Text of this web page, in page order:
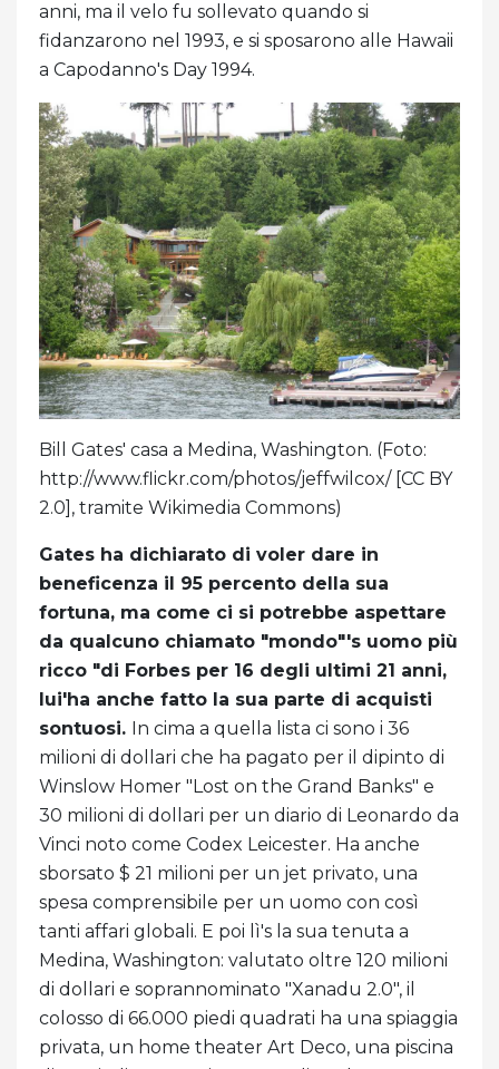
anni, ma il velo fu sollevato quando si
fidanzarono nel 1993, e si sposarono alle Hawaii
a Capodanno's Day 1994.
Bill Gates' casa a Medina, Washington. (Foto:
http://www.flickr.com/photos/jeffwilcox/ [CC BY
2.0], tramite Wikimedia Commons)
Gates ha dichiarato di voler dare in
beneficenza il 95 percento della sua
fortuna, ma come ci si potrebbe aspettare
da qualcuno chiamato "mondo"'s uomo più
ricco "di Forbes per 16 degli ultimi 21 anni,
lui'ha anche fatto la sua parte di acquisti
sontuosi. In cima a quella lista ci sono i 36
milioni di dollari che ha pagato per il dipinto di
Winslow Homer "Lost on the Grand Banks" e
30 milioni di dollari per un diario di Leonardo da
Vinci noto come Codex Leicester. Ha anche
sborsato $ 21 milioni per un jet privato, una
spesa comprensibile per un uomo con così
tanti affari globali. E poi lì's la sua tenuta a
Medina, Washington: valutato oltre 120 milioni
di dollari e soprannominato "Xanadu 2.0", il
colosso di 66.000 piedi quadrati ha una spiaggia
privata, un home theater Art Deco, una piscina